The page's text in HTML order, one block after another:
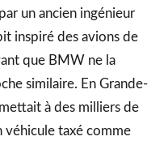
un ancien ingénieur
inspiré des avions de
que BMW ne la
similaire. En Grande-
à des milliers de
véhicule taxé comme